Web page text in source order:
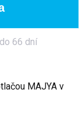
MAJYA v
66 dní